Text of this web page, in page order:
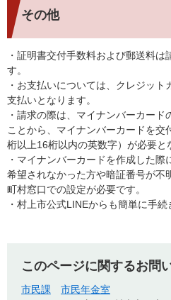
その他
・証明書交付手数料および郵送料
す。
・お支払いについては、クレジッ
支払いとなります。
・請求の際は、マイナンバーカー
ことから、マイナンバーカードを交
桁以上16桁以内の英数字）が必要と
・マイナンバーカードを作成した
希望されなかった方や暗証番号が不
町村窓口での設定が必要です。
・村上市公式LINEからも簡単に手続
このページに関するお問
市民課
市民年金室